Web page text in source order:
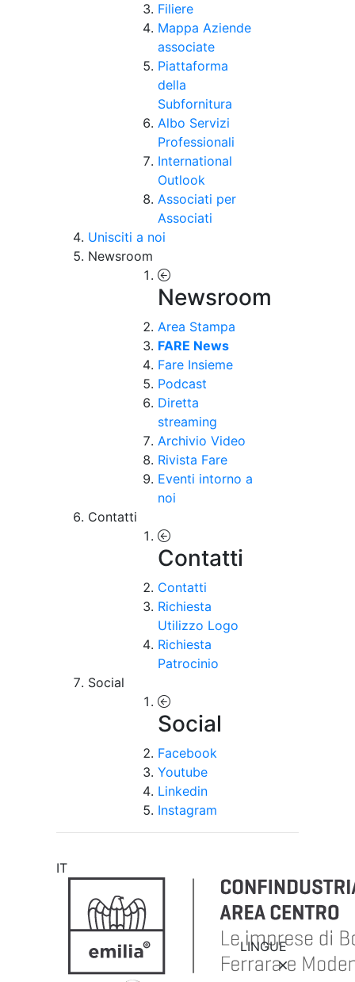
Filiere
Mappa Aziende
associate
Piattaforma
della
Subfornitura
Albo Servizi
Professionali
International
Outlook
Associati per
Associati
Unisciti a noi
Newsroom
Newsroom
Area Stampa
FARE News
Fare Insieme
Podcast
Diretta
streaming
Archivio Video
Rivista Fare
Eventi intorno a
noi
Contatti
Contatti
Contatti
Richiesta
Utilizzo Logo
Richiesta
Patrocinio
Social
Social
Facebook
Youtube
Linkedin
Instagram
IT
LINGUE